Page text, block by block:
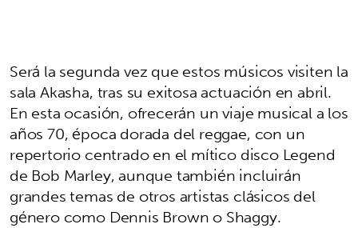
Será la segunda vez que estos músicos visiten la
sala Akasha, tras su exitosa actuación en abril.
En esta ocasión, ofrecerán un viaje musical a los
años 70, época dorada del reggae, con un
repertorio centrado en el mítico disco Legend
de Bob Marley, aunque también incluirán
grandes temas de otros artistas clásicos del
género como Dennis Brown o Shaggy.